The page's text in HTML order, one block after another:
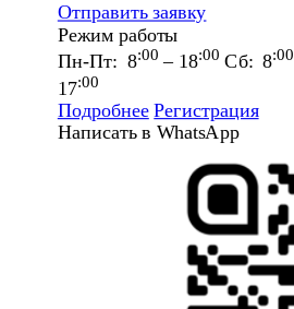
Отправить заявку
Режим работы
Пн-Пт: 8:00 – 18:00 Сб: 8:00
17:00
Подробнее Регистрация
Написать в WhatsApp